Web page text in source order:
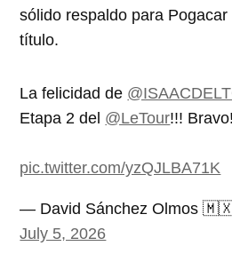
sólido respaldo para
título.
La felicidad de
Etapa 2 del @LeTour!!!
pic.twitter.com/yzQJLBA71K
— David Sánchez Olmos 🇲🇽
July 5, 2026